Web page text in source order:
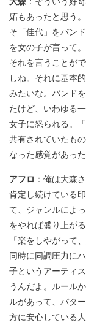
妬もあったと思う
そ「佳代」をバン
を女の子が言って
それを言うことが
しね。それに基本
みたいな。バンド
たけど、いわゆる
女子に怒られる。
共有されていたも
なった感覚があった
アフロ ：俺は大森
肯定し続けている
て、ジャンルによ
をやれば盛り上が
「楽をしやがって
同時に同調圧力に
子というアーティ
うんだよ。ルール
ルがあって、パタ
方に安心している